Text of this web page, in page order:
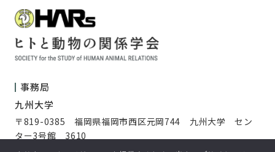
事務局
九州大学
〒819-0385 福岡県福岡市西区元岡744 九州大学 セン
ター3号館 3610